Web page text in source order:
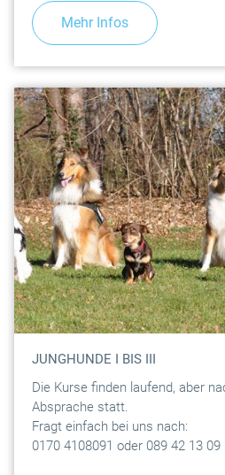
Mehr Infos
JUNGHUNDE I BIS III
Die Kurse finden laufend, aber
Absprache statt.
Fragt einfach bei uns nach:
0170 4108091 oder 089 42 13 09